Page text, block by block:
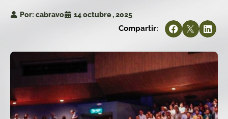
Por: cabravo 14 octubre , 2025
Compartir: